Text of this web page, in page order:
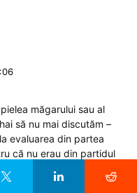
măgarului sau al
să nu mai discutăm –
evaluarea din partea
că nu erau din partidul
sprijiniți de
și apolitici. La al